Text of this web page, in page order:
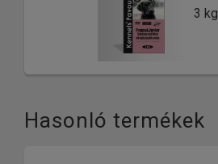
3 kg
Hasonló termékek